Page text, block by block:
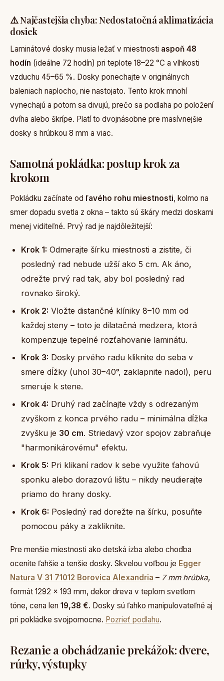
⚠️ Najčastejšia chyba: Nedostatočná aklimatizácia
dosiek
Laminátové dosky musia ležať v miestnosti aspoň 48
hodín (ideálne 72 hodín) pri teplote 18–22 °C a vlhkosti
vzduchu 45–65 %. Dosky ponechajte v originálnych
baleniach naplocho, nie nastojato. Tento krok mnohí
vynechajú a potom sa divujú, prečo sa podlaha po položení
dvíha alebo škrípe. Platí to dvojnásobne pre masívnejšie
dosky s hrúbkou 8 mm a viac.
Samotná pokládka: postup krok za
krokom
Pokládku začínate od ľavého rohu miestnosti, kolmo na
smer dopadu svetla z okna – takto sú škáry medzi doskami
menej viditeľné. Prvý rad je najdôležitejší:
Krok 1: Odmerajte šírku miestnosti a zistite, či
posledný rad nebude užší ako 5 cm. Ak áno,
odrežte prvý rad tak, aby bol posledný rad
rovnako široký.
Krok 2: Vložte distančné klíniky 8–10 mm od
každej steny – toto je dilatačná medzera, ktorá
kompenzuje tepelné rozťahovanie laminátu.
Krok 3: Dosky prvého radu kliknite do seba v
smere dĺžky (uhol 30–40°, zaklapnite nadol), peru
smeruje k stene.
Krok 4: Druhý rad začínajte vždy s odrezaným
zvyškom z konca prvého radu – minimálna dĺžka
zvyšku je 30 cm. Striedavý vzor spojov zabraňuje
"harmonikárovému" efektu.
Krok 5: Pri klikaní radov k sebe využite ťahovú
sponku alebo dorazovú lištu – nikdy neudierajte
priamo do hrany dosky.
Krok 6: Posledný rad dorežte na šírku, posuňte
pomocou páky a zakliknite.
Pre menšie miestnosti ako detská izba alebo chodba
oceníte ľahšie a tenšie dosky. Skvelou voľbou je Egger
Natura V 31 71012 Borovica Alexandria – 7 mm hrúbka,
formát 1292 × 193 mm, dekor dreva v teplom svetlom
tóne, cena len 19,38 €. Dosky sú ľahko manipulovateľné aj
pri pokládke svojpomocne. Pozrieť podlahu.
Rezanie a obchádzanie prekážok: dvere,
rúrky, výstupky